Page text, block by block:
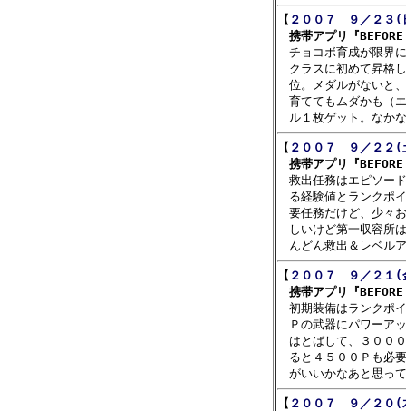
【 ２００７　９／２３
携帯アプリ『
チョコボ育成が限界
クラスに初めて昇格
位。メダルがないと
育ててもムダかも（
【 ２００７　９／２２
携帯アプリ『
救出任務はエピソー
る経験値とランクポ
要任務だけど、少々
しいけど第一収容所
【 ２００７　９／２１
携帯アプリ『
初期装備はランクポ
Ｐの武器にパワーア
はとばして、３００
ると４５００Ｐも必
【 ２００７　９／２０